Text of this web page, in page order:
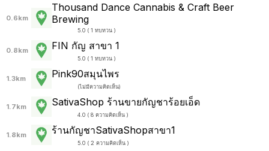
0.6km
Thousand Dance Cannabis & Craft Beer
Brewing
5.0 ( 1 ทบทวน )
0.8km FIN กัญ สาขา 1
5.0 ( 1 ทบทวน )
1.3km Pink90สมุนไพร
(ไม่มีความคิดเห็น)
1.7km SativaShop ร้านขายกัญชาร้อยเอ็ด
4.0 ( 8 ความคิดเห็น )
1.8km ร้านกัญชาSativaShopสาขา1
5.0 ( 2 ความคิดเห็น )